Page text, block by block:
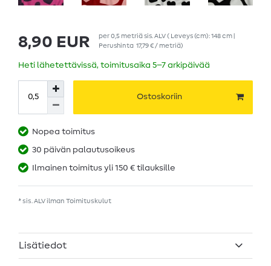
8,90 EUR per0,5 metriäsis. ALV( Leveys (cm): 148 cm |
Perushinta 17,79 € / metriä)
Heti lähetettävissä, toimitusaika 5–7 arkipäivää
Ostoskoriin
Nopea toimitus
30 päivän palautusoikeus
Ilmainen toimitus yli 150 € tilauksille
* sis. ALV ilman Toimituskulut
Lisätiedot